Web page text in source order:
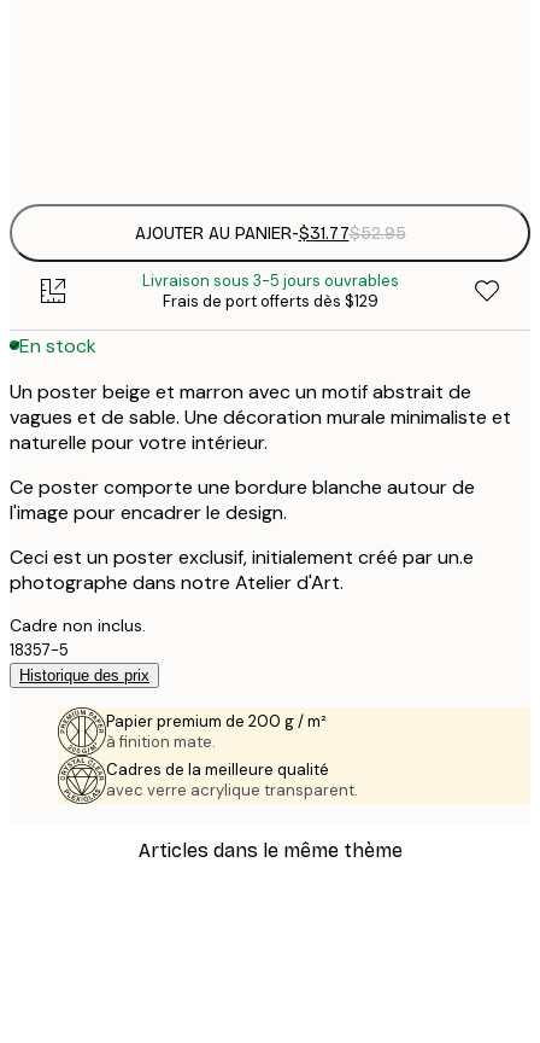
AJOUTER AU PANIER-$31.77$52.95
Livraison sous 3-5 jours ouvrables
Frais de port offerts dès $129
En stock
Un poster beige et marron avec un motif abstrait de
vagues et de sable. Une décoration murale minimaliste et
naturelle pour votre intérieur.
Ce poster comporte une bordure blanche autour de
l'image pour encadrer le design.
Ceci est un poster exclusif, initialement créé par un.e
photographe dans notre Atelier d'Art.
Cadre non inclus.
18357-5
Historique des prix
Papier premium de 200 g / m²
à finition mate.
Cadres de la meilleure qualité
avec verre acrylique transparent.
Articles dans le même thème